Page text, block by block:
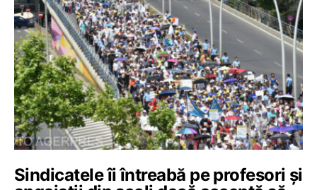
Sindicatele îi întreabă pe profesori și